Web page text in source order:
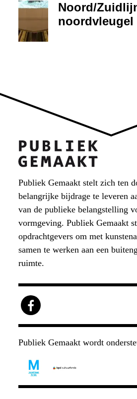
Noord/
noordvleugel
Publiek Gemaakt stelt zich ten
belangrijke bijdrage te leveren
van de publieke belangstelling
vormgeving. Publiek Gemaakt
opdrachtgevers om met
samen te werken aan een
ruimte.
Publiek Gemaakt wordt